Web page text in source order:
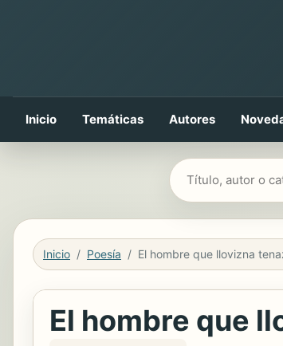
Inicio Temáticas Autores
Buscar libros
Inicio Poesía
El hombre que